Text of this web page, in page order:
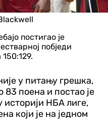
постигао је
побједи
у питању грешка,
83 поена и постао је
историји НБА лиге,
који је на једном